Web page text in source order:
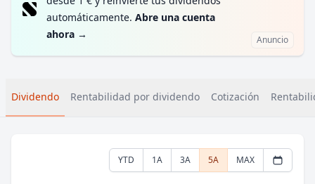
automáticamente. Abre una cuenta
ahora → Anuncio
Dividendo Rentabilidad por dividendo Cotización
YTD 1A 3A 5A MAX